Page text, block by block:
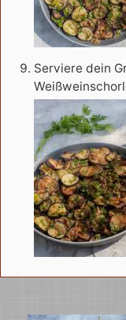
Serviere dein